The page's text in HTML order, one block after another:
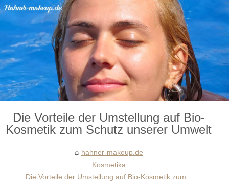
Die Vorteile der Umstellung auf Bio-
Kosmetik zum Schutz unserer Umwelt
hahner-makeup.de
Kosmetika
Die Vorteile der Umstellung auf Bio-Kosmetik zum...